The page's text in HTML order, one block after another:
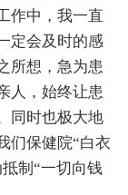
作中，我一直
定会及时的感
所想，急为患
人，始终让患
同时也极大地
们保健院“白衣
制“一切向钱